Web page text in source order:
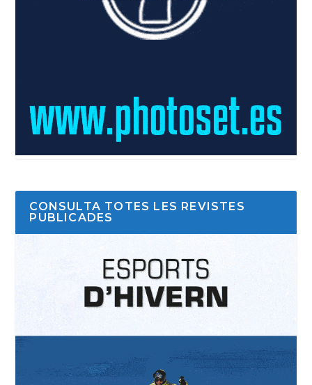
CONSULTA TOTES LES REVISTES
PUBLICADES